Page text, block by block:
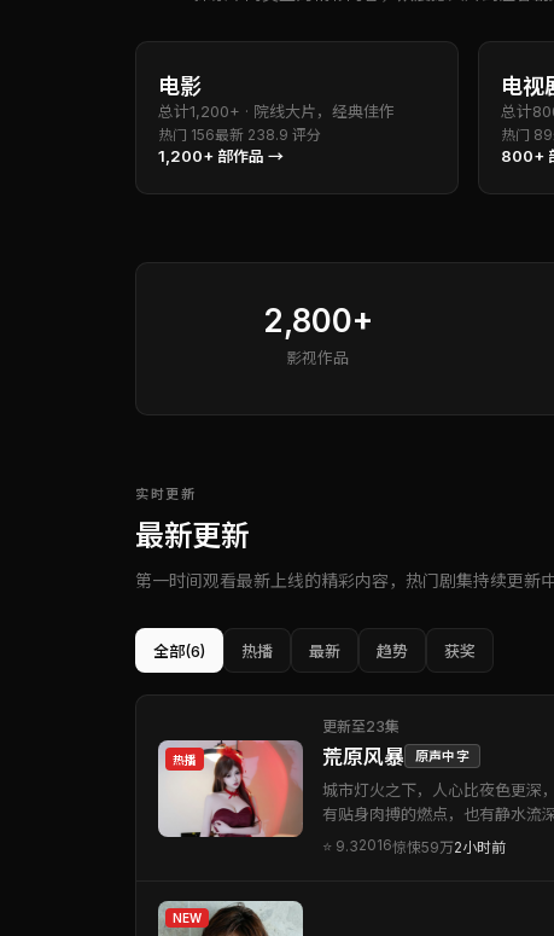
电影
总计1,200+ · 院线大片，经典佳作
热门 156最新 238.9 评分
1,200+ 部作品 →
电视
总计
热门 89
800+
2,800+
影视作品
实时更新
最新更新
第一时间观看最新上线的精彩内容，热门剧集持续更新
全部(6) 热播 最新 趋势 获奖
热播
更新至23集
荒原风暴 原声中字
城市灯火之下，人心比夜色更深
有贴身肉搏的燃点，也有静水流
⭐ 9.32016惊悚59万2小时前
NEW